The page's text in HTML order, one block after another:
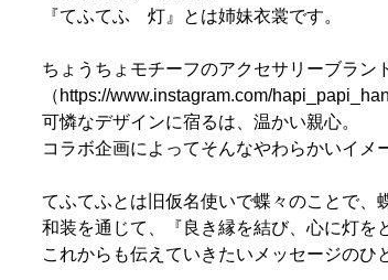
『てふてふ 灯』とは姉妹衣裳です。
ちょうちょモチーフのアクセサリーブラン
（https://www.instagram.com/
可憐なデザインに宿るは、温かい親心。
コラボ企画によってそんなやわらかいイメ
てふてふとは旧仮名使いで蝶々のことで、
和装を通じて、『良き縁を結び、心に灯を
これからも伝えていきたいメッセージのひ